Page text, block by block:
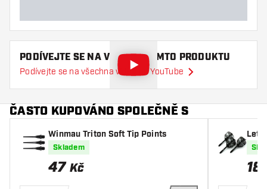
PODÍVEJTE SE NA VIDEO O TOMTO PRODUKTU
Podívejte se na všechna videa na YouTube
ČASTO KUPOVÁNO SPOLEČNĚ S
Winmau Triton Soft Tip Points
Skladem
47 Kč